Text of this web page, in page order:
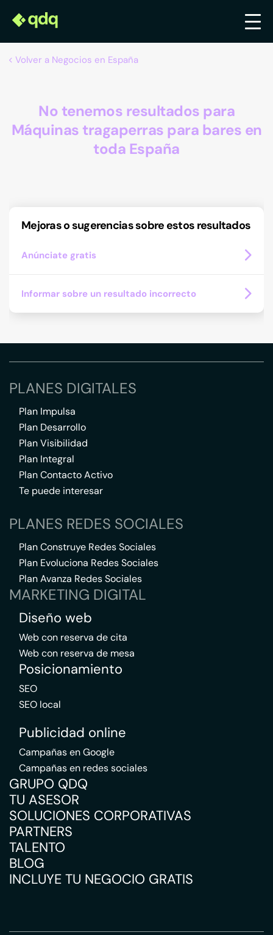
Volver a Negocios en España
No tenemos resultados para
Máquinas tragaperras para bares en
toda España
Mejoras o sugerencias sobre estos resultados
Anúnciate gratis
Informar sobre un resultado incorrecto
PLANES DIGITALES
Plan Impulsa
Plan Desarrollo
Plan Visibilidad
Plan Integral
Plan Contacto Activo
Te puede interesar
PLANES REDES SOCIALES
Plan Construye Redes Sociales
Plan Evoluciona Redes Sociales
Plan Avanza Redes Sociales
MARKETING DIGITAL
Diseño web
Web con reserva de cita
Web con reserva de mesa
Posicionamiento
SEO
SEO local
Publicidad online
Campañas en Google
Campañas en redes sociales
GRUPO QDQ
TU ASESOR
SOLUCIONES CORPORATIVAS
PARTNERS
TALENTO
BLOG
INCLUYE TU NEGOCIO GRATIS